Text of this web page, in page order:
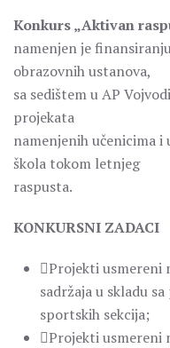
Konkurs „Aktivan
namenjen je
obrazovnih ustanova,
sa sedištem u AP
projekata
namenjenih učenicima i
škola tokom letnjeg
raspusta.
KONKURSNI ZADACI
Projekti usmereni
sadržaja u skladu
sportskih sekcija;
Projekti usmereni